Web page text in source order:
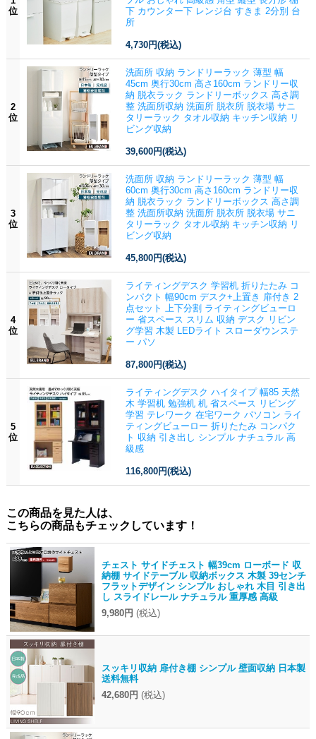
位
下 カウンター下 レンジ台 すきま 2分別 台
所
4,730円(税込)
2
位
洗面所 収納 ランドリーラック 薄型 幅
45cm 奥行30cm 高さ160cm ランドリー収
納 脱衣ラック ランドリーボックス 高さ調
整 洗面所収納 洗面所 脱衣所 脱衣場 サニ
タリーラック タオル収納 キッチン収納 リ
ビング収納
39,600円(税込)
3
位
洗面所 収納 ランドリーラック 薄型 幅
60cm 奥行30cm 高さ160cm ランドリー収
納 脱衣ラック ランドリーボックス 高さ調
整 洗面所収納 洗面所 脱衣所 脱衣場 サニ
タリーラック タオル収納 キッチン収納 リ
ビング収納
45,800円(税込)
4
位
ライティングデスク 学習机 折りたたみ コ
ンパクト 幅90cm デスク+上置き 扉付き 2
点セット 上下分割 ライティングビューロ
ー 省スペース スリム 収納 デスク リビン
グ学習 木製 LEDライト スローダウンステ
ー パソ
87,800円(税込)
5
位
ライティングデスク ハイタイプ 幅85 天然
木 学習机 勉強机 机 省スペース リビング
学習 テレワーク 在宅ワーク パソコン ライ
ティングビューロー 折りたたみ コンパク
ト 収納 引き出し シンプル ナチュラル 高
級感
116,800円(税込)
この商品を見た人は、
こちらの商品もチェックしています！
チェスト サイドチェスト 幅39cm ローボード 収
納棚 サイドテーブル 収納ボックス 木製 39センチ
フラットデザイン シンプル おしゃれ 木目 引き出
し スライドレール ナチュラル 重厚感 高級
9,980円 (税込)
スッキリ収納 扉付き棚 シンプル 壁面収納 日本製
送料無料
42,680円 (税込)